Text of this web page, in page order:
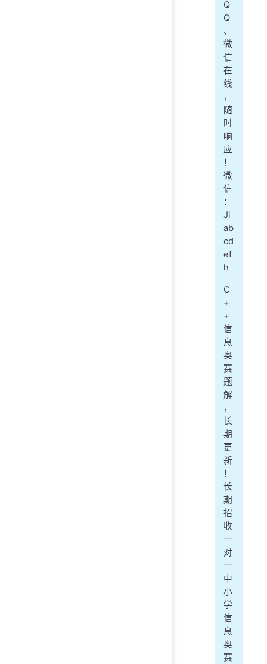
Q
Q
、
微
信
在
线
，
随
时
响
应
！
微
信
：
Ji
ab
cd
ef
h
C
+
+
信
息
奥
赛
题
解
，
长
期
更
新
！
长
期
招
收
一
对
一
中
小
学
信
息
奥
赛